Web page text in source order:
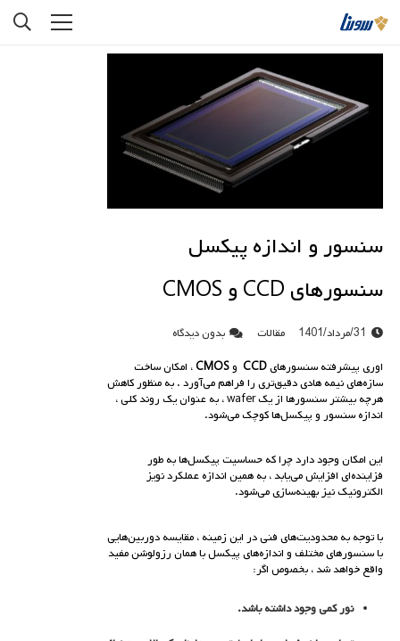
سنسور و اندازه پیکسل
سنسورهای CCD و CMOS
31/مرداد/1401 مقالات
بدون دیدگاه
اوری پیشرفته سنسورهایCCD وCMOS، امکان ساخت
سازه‌های نیمه هادی دقیق‌تری را فراهم می‌آورد . به منظور کاهش
هرچه بیشتر سنسورها از یک wafer ، به عنوان یک روند کلی ،
اندازه سنسور و پیکسل‌ها کوچک می‌شود.
این امکان وجود دارد چرا که حساسیت پیکسل‌ها به طور
فزاینده‌ای افزایش می‌یابد ، به همین اندازه عملکرد نویز
الکترونیک نیز بهینه‌سازی می‌شود.
با توجه به محدودیت‌های فنی در این زمینه ، مقایسه دوربین‌هایی
با سنسورهای مختلف و اندازه‌های پیکسل با همان رزولوشن مفید
واقع خواهد شد ، بخصوص اگر:
نور کمی وجود داشته باشد.